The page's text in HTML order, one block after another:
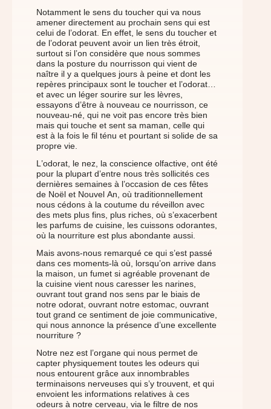
Notamment le sens du toucher qui va nous
amener directement au prochain sens qui est
celui de l’odorat. En effet, le sens du toucher et
de l’odorat peuvent avoir un lien très étroit,
surtout si l’on considère que nous sommes
dans la posture du nourrisson qui vient de
naître il y a quelques jours à peine et dont les
repères principaux sont le toucher et l’odorat…
et avec un léger sourire sur les lèvres,
essayons d’être à nouveau ce nourrisson, ce
nouveau-né, qui ne voit pas encore très bien
mais qui touche et sent sa maman, celle qui
est à la fois le fil ténu et pourtant si solide de sa
propre vie.
L’odorat, le nez, la conscience olfactive, ont été
pour la plupart d’entre nous très sollicités ces
dernières semaines à l’occasion de ces fêtes
de Noël et Nouvel An, où traditionnellement
nous cédons à la coutume du réveillon avec
des mets plus fins, plus riches, où s’exacerbent
les parfums de cuisine, les cuissons odorantes,
où la nourriture est plus abondante aussi.
Mais avons-nous remarqué ce qui s’est passé
dans ces moments-là où, lorsqu’on arrive dans
la maison, un fumet si agréable provenant de
la cuisine vient nous caresser les narines,
ouvrant tout grand nos sens par le biais de
notre odorat, ouvrant notre estomac, ouvrant
tout grand ce sentiment de joie communicative,
qui nous annonce la présence d’une excellente
nourriture ?
Notre nez est l’organe qui nous permet de
capter physiquement toutes les odeurs qui
nous entourent grâce aux innombrables
terminaisons nerveuses qui s’y trouvent, et qui
envoient les informations relatives à ces
odeurs à notre cerveau, via le filtre de nos